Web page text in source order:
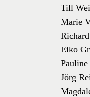
Till
Marie
Eiko
Pauline
Jörg